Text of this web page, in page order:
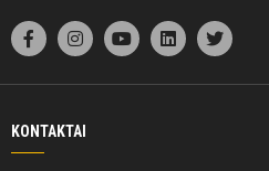
KONTAKTAI